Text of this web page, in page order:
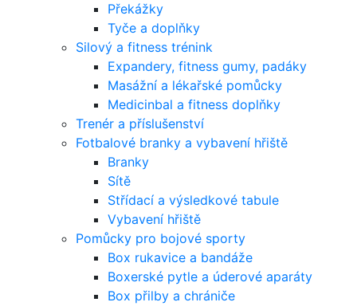
Překážky
Tyče a doplňky
Silový a fitness trénink
Expandery, fitness gumy, padáky
Masážní a lékařské pomůcky
Medicinbal a fitness doplňky
Trenér a příslušenství
Fotbalové branky a vybavení hřiště
Branky
Sítě
Střídací a výsledkové tabule
Vybavení hřiště
Pomůcky pro bojové sporty
Box rukavice a bandáže
Boxerské pytle a úderové aparáty
Box přilby a chrániče